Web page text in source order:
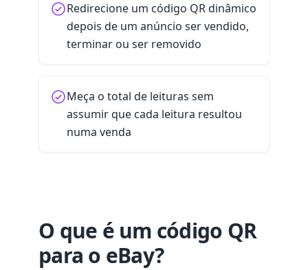
Redirecione um código QR dinâmico
depois de um anúncio ser vendido,
terminar ou ser removido
Meça o total de leituras sem
assumir que cada leitura resultou
numa venda
O que é um código QR
para o eBay?